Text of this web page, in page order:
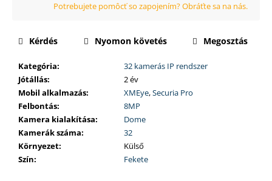
Kategória:
32 kamerás IP rendszer
Jótállás:
2 év
Mobil alkalmazás: XMEye,Securia Pro
Felbontás:
8MP
Kamera kialakítása:
Dome
Kamerák száma:
32
Környezet:
Külső
Szín: Fekete
Kérdés Nyomon követés Megosztás